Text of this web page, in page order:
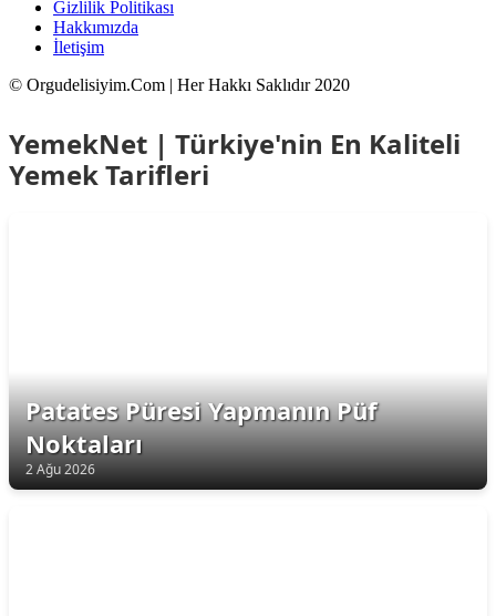
Gizlilik Politikası
Hakkımızda
İletişim
© Orgudelisiyim.Com | Her Hakkı Saklıdır 2020
YemekNet | Türkiye'nin En Kaliteli
Yemek Tarifleri
Patates Püresi Yapmanın Püf
Noktaları
2 Ağu 2026